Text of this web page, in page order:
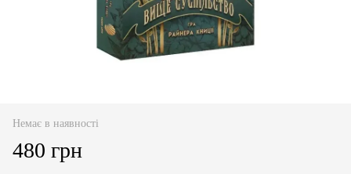
Немає в наявності
480 грн